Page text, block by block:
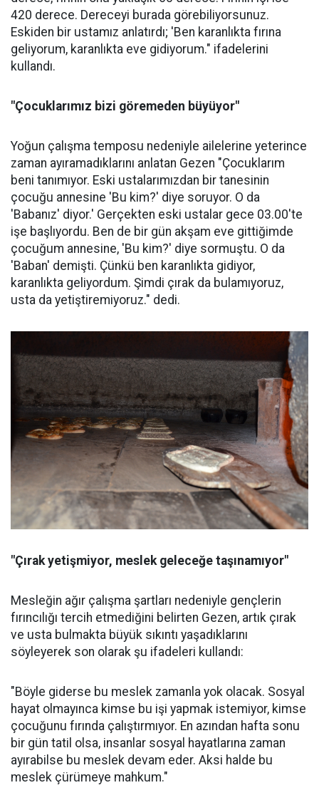
420 derece. Dereceyi burada görebiliyorsunuz.
Eskiden bir ustamız anlatırdı; 'Ben karanlıkta fırına
geliyorum, karanlıkta eve gidiyorum." ifadelerini
kullandı.
"Çocuklarımız bizi göremeden büyüyor"
Yoğun çalışma temposu nedeniyle ailelerine yeterince
zaman ayıramadıklarını anlatan Gezen "Çocuklarım
beni tanımıyor. Eski ustalarımızdan bir tanesinin
çocuğu annesine 'Bu kim?' diye soruyor. O da
'Babanız' diyor.' Gerçekten eski ustalar gece 03.00'te
işe başlıyordu. Ben de bir gün akşam eve gittiğimde
çocuğum annesine, 'Bu kim?' diye sormuştu. O da
'Baban' demişti. Çünkü ben karanlıkta gidiyor,
karanlıkta geliyordum. Şimdi çırak da bulamıyoruz,
usta da yetiştiremiyoruz." dedi.
"Çırak yetişmiyor, meslek geleceğe taşınamıyor"
Mesleğin ağır çalışma şartları nedeniyle gençlerin
fırıncılığı tercih etmediğini belirten Gezen, artık çırak
ve usta bulmakta büyük sıkıntı yaşadıklarını
söyleyerek son olarak şu ifadeleri kullandı:
"Böyle giderse bu meslek zamanla yok olacak. Sosyal
hayat olmayınca kimse bu işi yapmak istemiyor, kimse
çocuğunu fırında çalıştırmıyor. En azından hafta sonu
bir gün tatil olsa, insanlar sosyal hayatlarına zaman
ayırabilse bu meslek devam eder. Aksi halde bu
meslek çürümeye mahkum."